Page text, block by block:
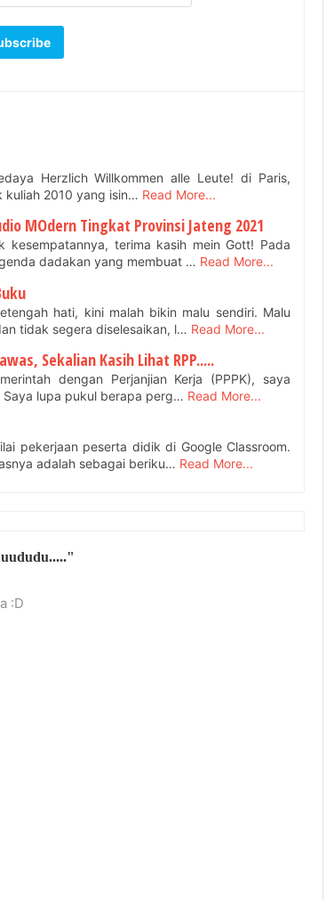
Herzlich Willkommen alle Leute! di Paris,
kuliah 2010 yang isin… Read More...
MOdern Tingkat Provinsi Jateng 2021
kesempatannya, terima kasih mein Gott! Pada
dadakan yang membuat … Read More...
hati, kini malah bikin malu sendiri. Malu
tidak segera diselesaikan, l… Read More...
Sekalian Kasih Lihat RPP.....
dengan Perjanjian Kerja (PPPK), saya
lupa pukul berapa perg… Read More...
pekerjaan peserta didik di Google Classroom.
adalah sebagai beriku… Read More...
:D